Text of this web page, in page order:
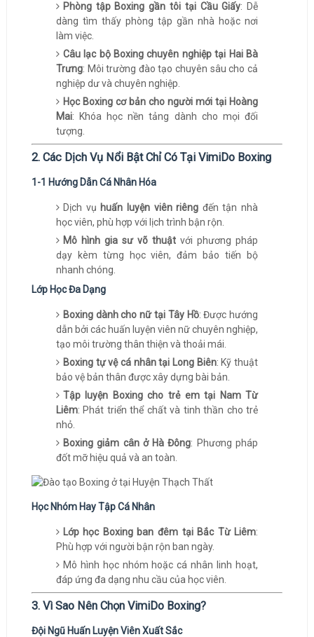
Phòng tập Boxing gần tôi tại Cầu Giấy: Dễ
dàng tìm thấy phòng tập gần nhà hoặc nơi
làm việc.
Câu lạc bộ Boxing chuyên nghiệp tại Hai Bà
Trưng: Môi trường đào tạo chuyên sâu cho cả
nghiệp dư và chuyên nghiệp.
Học Boxing cơ bản cho người mới tại Hoàng
Mai: Khóa học nền tảng dành cho mọi đối
tượng.
2. Các Dịch Vụ Nổi Bật Chỉ Có Tại VimiDo Boxing
1-1 Hướng Dẫn Cá Nhân Hóa
Dịch vụ huấn luyện viên riêng đến tận nhà
học viên, phù hợp với lịch trình bận rộn.
Mô hình gia sư võ thuật với phương pháp
dạy kèm từng học viên, đảm bảo tiến bộ
nhanh chóng.
Lớp Học Đa Dạng
Boxing dành cho nữ tại Tây Hồ: Được hướng
dẫn bởi các huấn luyện viên nữ chuyên nghiệp,
tạo môi trường thân thiện và thoải mái.
Boxing tự vệ cá nhân tại Long Biên: Kỹ thuật
bảo vệ bản thân được xây dựng bài bản.
Tập luyện Boxing cho trẻ em tại Nam Từ
Liêm: Phát triển thể chất và tinh thần cho trẻ
nhỏ.
Boxing giảm cân ở Hà Đông: Phương pháp
đốt mỡ hiệu quả và an toàn.
Học Nhóm Hay Tập Cá Nhân
Lớp học Boxing ban đêm tại Bắc Từ Liêm:
Phù hợp với người bận rộn ban ngày.
Mô hình học nhóm hoặc cá nhân linh hoạt,
đáp ứng đa dạng nhu cầu của học viên.
3. Vì Sao Nên Chọn VimiDo Boxing?
Đội Ngũ Huấn Luyện Viên Xuất Sắc